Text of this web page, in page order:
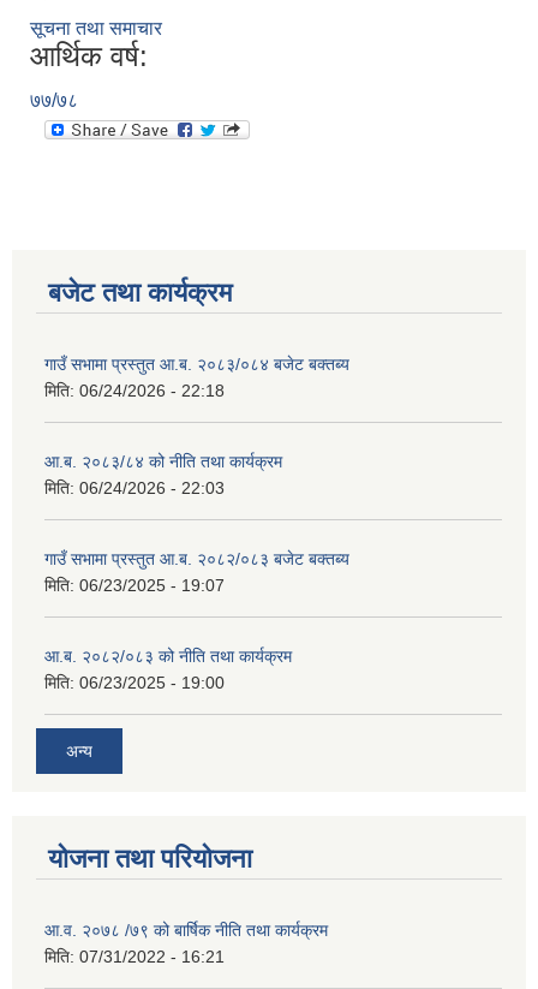
सूचना तथा समाचार
आर्थिक वर्ष:
७७/७८
बजेट तथा कार्यक्रम
गाउँ सभामा प्रस्तुत आ.ब. २०८३/०८४ बजेट बक्तब्य
मिति: 06/24/2026 - 22:18
आ.ब. २०८३/८४ को नीति तथा कार्यक्रम
मिति: 06/24/2026 - 22:03
गाउँ सभामा प्रस्तुत आ.ब. २०८२/०८३ बजेट बक्तब्य
मिति: 06/23/2025 - 19:07
आ.ब. २०८२/०८३ को नीति तथा कार्यक्रम
मिति: 06/23/2025 - 19:00
अन्य
योजना तथा परियोजना
आ.व. २०७८ /७९ को बार्षिक नीति तथा कार्यक्रम
मिति: 07/31/2022 - 16:21